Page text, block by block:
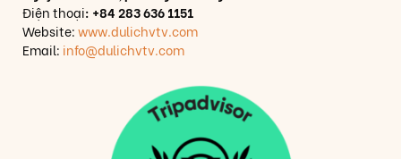
Điện thoại: +84 283 636 1151
Website:www.dulichvtv.com
Email: info@dulichvtv.com